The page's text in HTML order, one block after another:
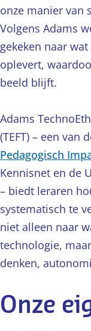
onze manier van
Volgens Adams
gekeken naar
oplevert,
beeld blijft.
Adams
(TEFT) – een
Pedagogisch
Kennisnet en de
– biedt leraren
systematisch te
niet alleen naar
technologie,
denken,
Onze